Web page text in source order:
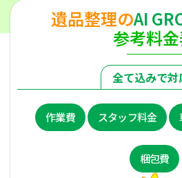
遺品整理のAI
参考料
全て込みで対
作業費 スタッフ料金
梱包費